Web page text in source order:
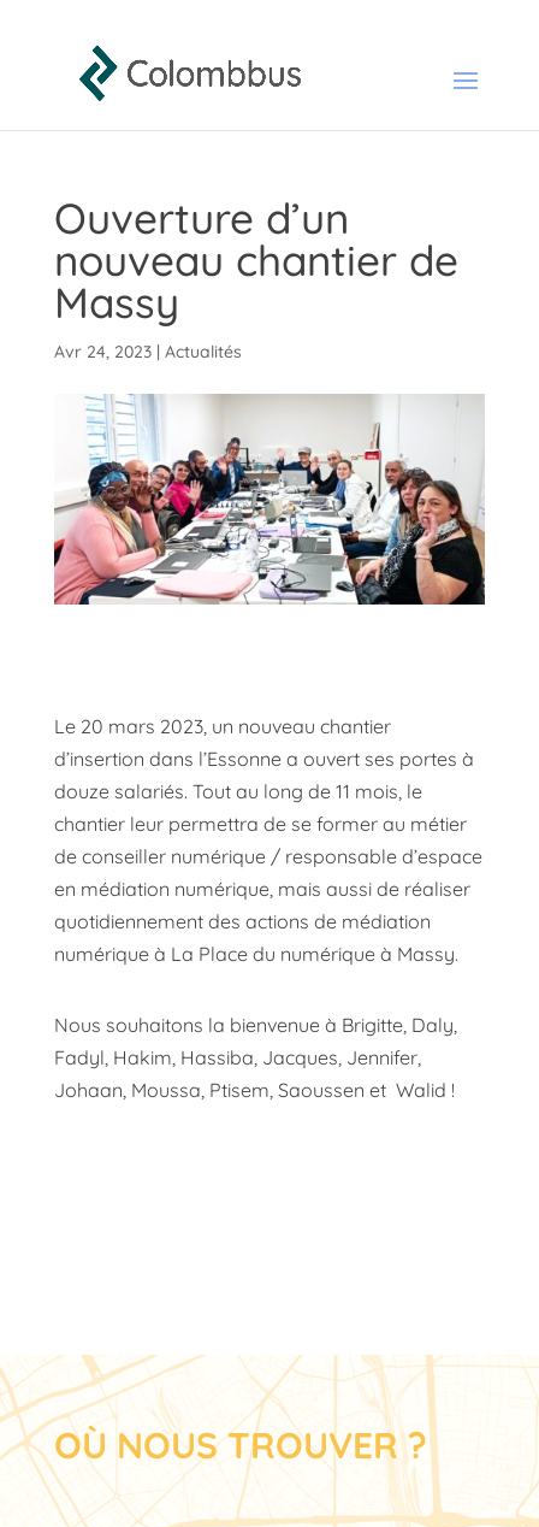
Ouverture d’un
nouveau chantier de
Massy
Avr 24, 2023| Actualités
Le 20 mars 2023, un nouveau chantier
d’insertion dans l’Essonne a ouvert ses portes à
douze salariés. Tout au long de 11 mois, le
chantier leur permettra de se former au métier
de conseiller numérique / responsable d’espace
en médiation numérique, mais aussi de réaliser
quotidiennement des actions de médiation
numérique à La Place du numérique à Massy.
Nous souhaitons la bienvenue à Brigitte, Daly,
Fadyl, Hakim, Hassiba, Jacques, Jennifer,
Johaan, Moussa, Ptisem, Saoussen et Walid !
OÙ NOUS TROUVER ?